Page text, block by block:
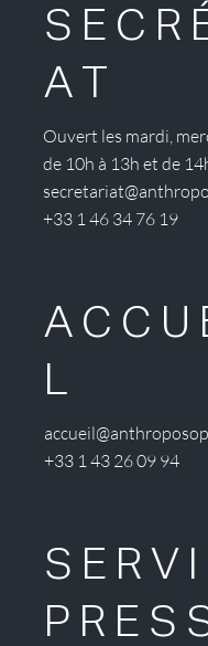
AT
Ouvert les mardi,
de 10h à 13h et de
+33 1 46 34 76 19
L
+33 1 43 26 09 94